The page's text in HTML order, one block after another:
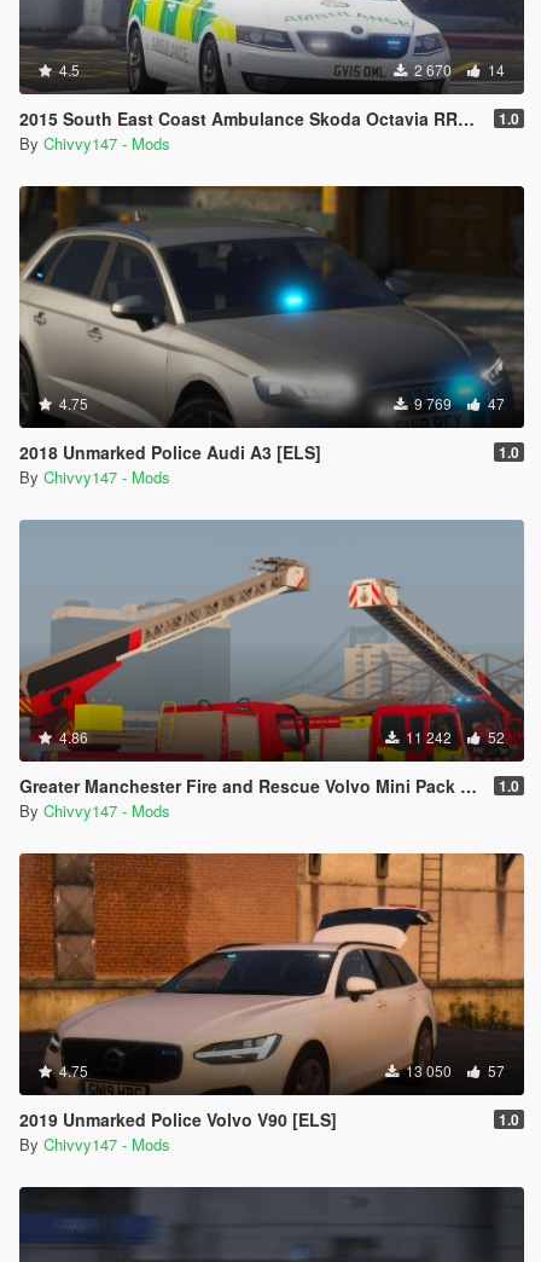
4.5 2 670 14
2015 South East Coast Ambulance Skoda Octavia RRV [ELS] [REL] 1.0
By Chivvy147 - Mods
4.75 9 769 47
2018 Unmarked Police Audi A3 [ELS] 1.0
By Chivvy147 - Mods
4.86 11 242 52
Greater Manchester Fire and Rescue Volvo Mini Pack [ELS] [Animated] 1.0
By Chivvy147 - Mods
4.75 13 050 57
2019 Unmarked Police Volvo V90 [ELS] 1.0
By Chivvy147 - Mods